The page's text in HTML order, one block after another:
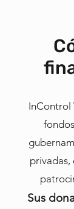
InControl
privadas,
Sus